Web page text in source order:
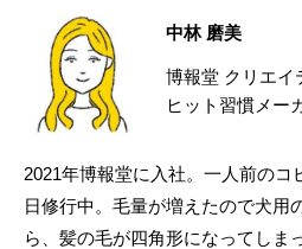
中林 磨美
博報堂 クリエイ
ヒット習慣メ
2021年博報堂に入社。一人前のコ
日修行中。毛量が増えたので犬用
ら、髪の毛が四角形になってしま